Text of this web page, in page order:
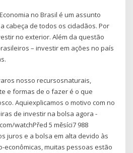
no Brasil é um assunto
cabeça de todos os cidadãos. Por
no exterior. Além da questão
– investir em ações no país
nosso recursosnaturais,
e formas de o fazer é o que
Aquiexplicamos o motivo com no
de investir na bolsa agora -
watchPřed 5 měsíci7 988
juros e a bolsa em alta devido às
econômicas, muitas pessoas estão